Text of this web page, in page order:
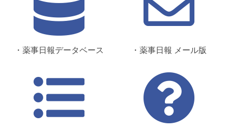
・薬事日報データベース ・薬事日報 メール版